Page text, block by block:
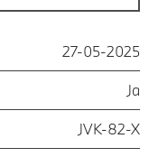
27-05-2025
Ja
JVK-82-X